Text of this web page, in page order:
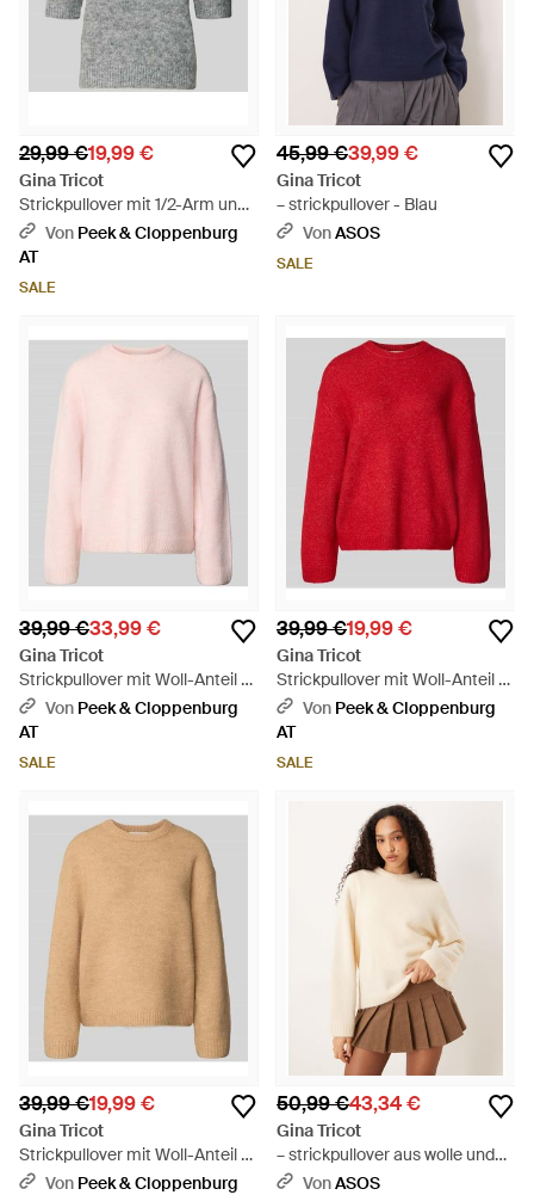
29,99 €19,99 €
Gina Tricot
Strickpullover mit 1/2-Arm und
Ziersteinbesatz - Grau
Von Peek & Cloppenburg
AT
SALE
45,99 €39,99 €
Gina Tricot
– strickpullover - Blau
VonASOS
SALE
39,99 €33,99 €
Gina Tricot
Strickpullover mit Woll-Anteil -
PinkVon Peek & Cloppenburg
AT
SALE
39,99 €19,99 €
Gina Tricot
Strickpullover mit Woll-Anteil -
RotVon Peek & Cloppenburg
AT
SALE
39,99 €19,99 €
Gina Tricot
Strickpullover mit Woll-Anteil -
Natur
Von Peek & Cloppenburg
50,99 €43,34 €
Gina Tricot
– strickpullover aus wolle und
alpakawolle - Natur
VonASOS